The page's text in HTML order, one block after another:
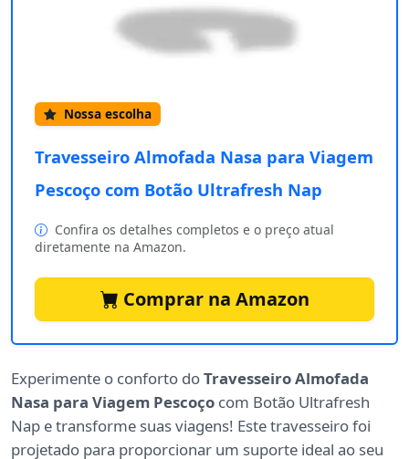
Nossa escolha
Travesseiro Almofada Nasa para Viagem
Pescoço com Botão Ultrafresh Nap
Confira os detalhes completos e o preço atual
diretamente na Amazon.
Comprar na Amazon
Experimente o conforto doTravesseiro Almofada
Nasa para Viagem Pescoço com Botão Ultrafresh
Nap e transforme suas viagens! Este travesseiro foi
projetado para proporcionar um suporte ideal ao seu